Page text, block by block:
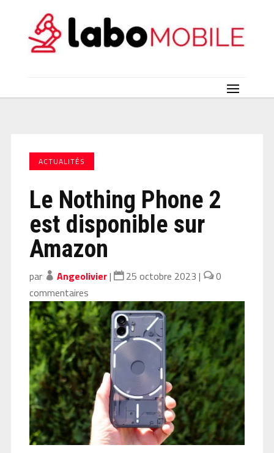
ACTUALITÉS
Le Nothing Phone 2
est disponible sur
Amazon
par Angeolivier| 25 octobre 2023 |
0
commentaires